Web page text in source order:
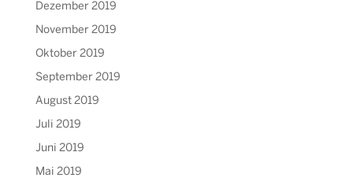
Dezember 2019
November 2019
Oktober 2019
September 2019
August 2019
Juli 2019
Juni 2019
Mai 2019